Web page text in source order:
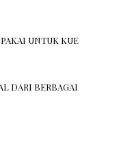
UNTUK KUE
DARI BERBAGAI